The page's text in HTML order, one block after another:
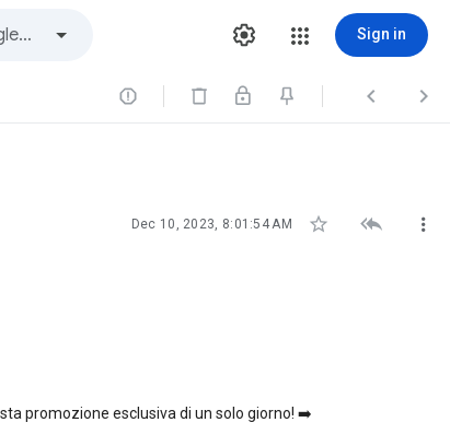
Sign in
  
Dec 10, 2023, 8:01:54 AM   
promozione esclusiva di un solo giorno! ➡️